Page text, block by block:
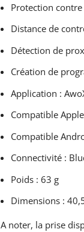
Protection
Distance de
Détection de
Création de
Application :
Compatible
Compatible
Connectivité :
Poids : 63 g
Dimensions :
A noter, la prise